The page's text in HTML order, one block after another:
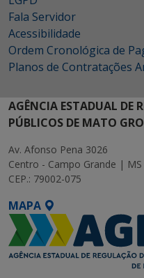
Fala Servidor
Acessibilidade
Ordem Cronológica de
Planos de Contratações
AGÊNCIA ESTADUAL DE
PÚBLICOS DE MATO
Av. Afonso Pena 3026
Centro - Campo Grande | MS
CEP.: 79002-075
MAPA